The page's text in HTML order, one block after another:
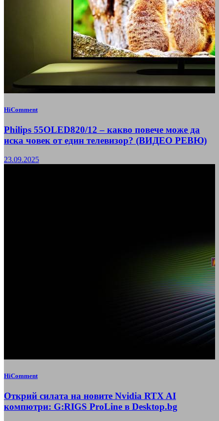
HiComment
Philips 55OLED820/12 – какво повече може да
иска човек от един телевизор? (ВИДЕО РЕВЮ)
23.09.2025
HiComment
Открий силата на новите Nvidia RTX AI
компютри: G:RIGS ProLine в Desktop.bg